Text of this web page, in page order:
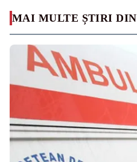
MAI MULTE ȘTIRI DIN